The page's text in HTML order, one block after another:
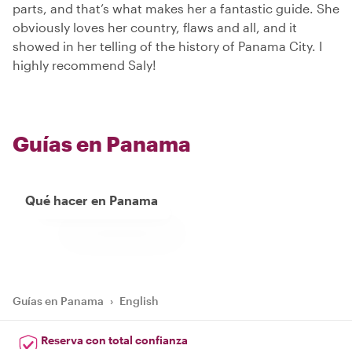
parts, and that’s what makes her a fantastic guide. She
obviously loves her country, flaws and all, and it
showed in her telling of the history of Panama City. I
highly recommend Saly!
Guías en Panama
Qué hacer en Panama
Guías en Panama › English
Reserva con total confianza